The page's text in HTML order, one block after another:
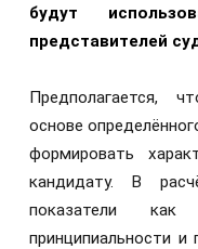
будут
представителей
Предполагается,
основе
формировать
кандидату. В
показатели как
принципиальности